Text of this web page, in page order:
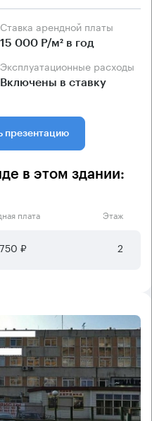
Ставка арендной платы
15 000 Р/м² в год
Эксплуатационные расходы
Включены в ставку
презентацию
в этом здании:
плата Этаж
₽ 2